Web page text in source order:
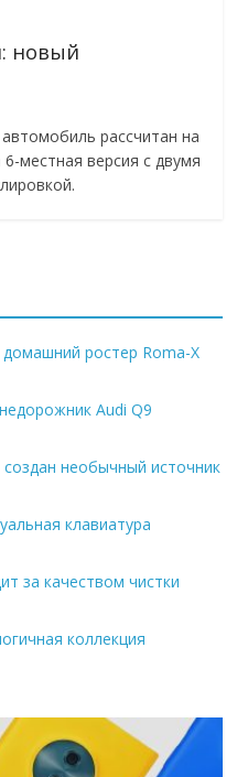
новый
рассчитан на
местная версия с двумя
ростер Roma-X
Audi Q9
необычный источник
клавиатура
за качеством чистки
коллекция